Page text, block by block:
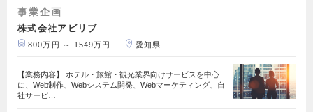
事業企画
株式会社アビリブ
800万円 ～ 1549万円 愛知県
【業務内容】 ホテル・旅館・観光業界向けサービスを中心
に、Web制作、Webシステム開発、Webマーケティング、自
社サービ…